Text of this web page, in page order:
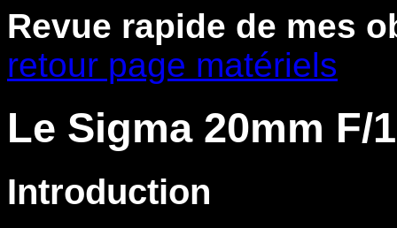
Revue rapide de mes
retour page matériels
Le Sigma 20mm F/
Introduction